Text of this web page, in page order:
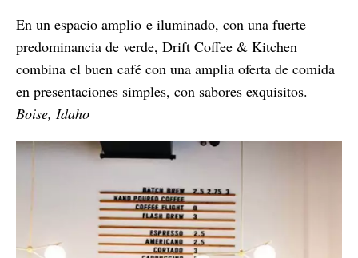
En un espacio amplio e iluminado, con una fuerte
predominancia de verde, Drift Coffee & Kitchen
combina el buen café con una amplia oferta de comida
en presentaciones simples, con sabores exquisitos.
Boise, Idaho